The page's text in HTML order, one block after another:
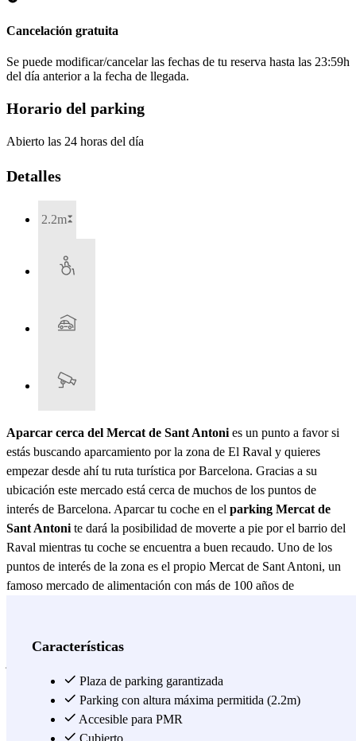
Cancelación gratuita
Se puede modificar/cancelar las fechas de tu reserva hasta las 23:59h
del día anterior a la fecha de llegada.
Horario del parking
Abierto las 24 horas del día
Detalles
2.2m
Aparcar cerca del Mercat de Sant Antoni es un punto a favor si
estás buscando aparcamiento por la zona de El Raval y quieres
empezar desde ahí tu ruta turística por Barcelona. Gracias a su
ubicación este mercado está cerca de muchos de los puntos de
interés de Barcelona. Aparcar tu coche en el parking Mercat de
Sant Antoni te dará la posibilidad de moverte a pie por el barrio del
Raval mientras tu coche se encuentra a buen recaudo. Uno de los
puntos de interés de la zona es el propio Mercat de Sant Antoni, un
famoso mercado de alimentación con más de 100 años de
que ofrece. Elparking BSM Mercat de Sant Antoni
parking de BSM en Barcelona, y se trata de un parking de
Barcelona cubierto y vigilado. Una vez termines tus compras o de
visitar la zona, no dudes en dejar tu coche en el parking el tiempo
que quieras y utilizar el transporte público para plantarte en el centro
Características
Plaza de parking garantizada
Parking con altura máxima permitida (2.2m)
Accesible para PMR
Cubierto